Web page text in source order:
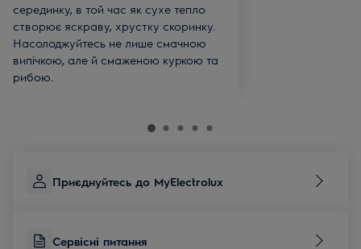
серединку, в той час як сухе тепло
створює яскраву, хрустку скоринку.
Насолоджуйтесь не лише смачною
випічкою, але й смаженою куркою та
рибою.
Приєднуйтесь до MyElectrolux
Сервісні питання